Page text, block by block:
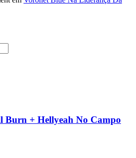
Burn + Hellyeah No Campo